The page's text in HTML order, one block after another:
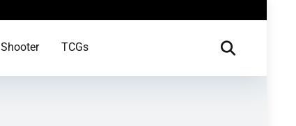
Shooter TCGs